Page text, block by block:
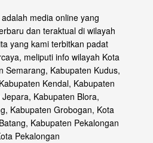
media online yang
dan teraktual di wilayah
yang kami terbitkan padat
meliputi info wilayah Kota
Semarang, Kabupaten Kudus,
Kendal, Kabupaten
Kabupaten Blora,
Kabupaten Grobogan, Kota
Kabupaten Pekalongan
Pekalongan